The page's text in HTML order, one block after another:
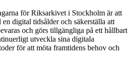
för Riksarkivet i Stockholm är att
digital tidsålder och säkerställa att
och görs tillgängliga på ett hållbart
utveckla sina digitala
för att möta framtidens behov och